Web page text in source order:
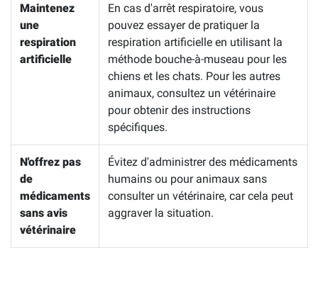
Maintenez
une
respiration
artificielle
En cas d'arrêt respiratoire, vous
pouvez essayer de pratiquer la
respiration artificielle en utilisant la
méthode bouche-à-museau pour les
chiens et les chats. Pour les autres
animaux, consultez un vétérinaire
pour obtenir des instructions
spécifiques.
N'offrez pas
de
médicaments
sans avis
vétérinaire
Évitez d'administrer des médicaments
humains ou pour animaux sans
consulter un vétérinaire, car cela peut
aggraver la situation.